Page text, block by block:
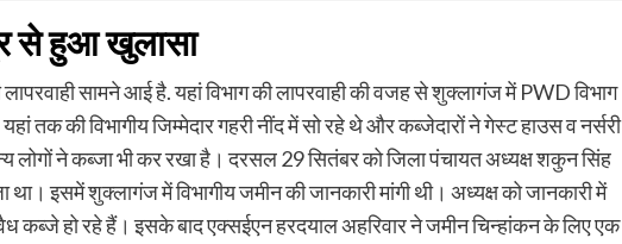
से हुआ खुलासा
सामने आई है. यहां विभाग की लापरवाही की वजह से शुक्लागंज में PWD विभाग
तक की विभागीय जिम्मेदार गहरी नींद में सो रहे थे और कब्जेदारों ने गेस्ट हाउस व नर्सरी
ने कब्जा भी कर रखा है। दरसल 29 सितंबर को जिला पंचायत अध्यक्ष शकुन सिंह
इसमें शुक्लागंज में विभागीय जमीन की जानकारी मांगी थी। अध्यक्ष को जानकारी में
कब्जे हो रहे हैं। इसके बाद एक्सईएन हरदयाल अहरिवार ने जमीन चिन्हांकन के लिए एक